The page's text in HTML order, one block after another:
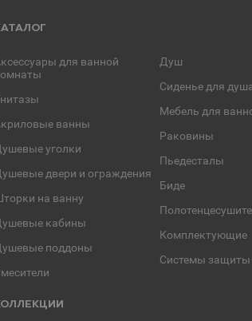
для ванной
ванны
уголки
двери и ограждения
на ванну
кабины
поддоны
Душ
Сиденье для
Мебель для
Раковины
Пьедесталы
Биде
Комплектующие
Системы защиты